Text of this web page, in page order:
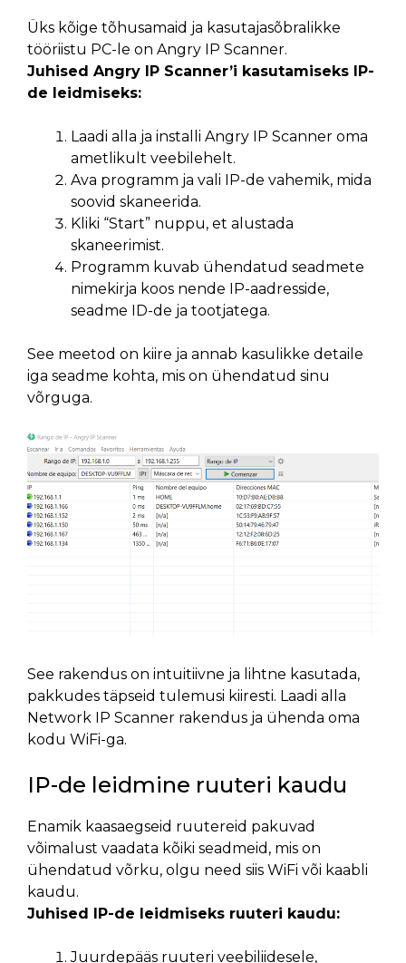
Üks kõige tõhusamaid ja kasutajasõbralikke
tööriistu PC-le on Angry IP Scanner.
Juhised Angry IP Scanner’i kasutamiseks IP-
de leidmiseks:
Laadi alla ja installi Angry IP Scanner oma
ametlikult veebilehelt.
Ava programm ja vali IP-de vahemik, mida
soovid skaneerida.
Kliki “Start” nuppu, et alustada
skaneerimist.
Programm kuvab ühendatud seadmete
nimekirja koos nende IP-aadresside,
seadme ID-de ja tootjatega.
See meetod on kiire ja annab kasulikke detaile
iga seadme kohta, mis on ühendatud sinu
võrguga.
See rakendus on intuitiivne ja lihtne kasutada,
pakkudes täpseid tulemusi kiiresti. Laadi alla
Network IP Scanner rakendus ja ühenda oma
kodu WiFi-ga.
IP-de leidmine ruuteri kaudu
Enamik kaasaegseid ruutereid pakuvad
võimalust vaadata kõiki seadmeid, mis on
ühendatud võrku, olgu need siis WiFi või kaabli
kaudu.
Juhised IP-de leidmiseks ruuteri kaudu:
Juurdepääs ruuteri veebiliidesele,